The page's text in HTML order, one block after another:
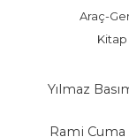
Araç-
Kitap
Yılmaz
Rami